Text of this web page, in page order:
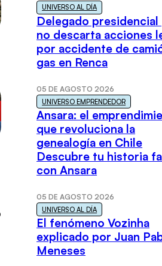
UNIVERSO AL DÍA
Delegado presidencial
no descarta acciones
por accidente de
gas en Renca
05 DE AGOSTO 2026
UNIVERSO EMPRENDEDOR
Ansara: el
que revoluciona la
genealogía en Chile
Descubre tu historia
con Ansara
05 DE AGOSTO 2026
UNIVERSO AL DÍA
El fenómeno Vozinha
explicado por Juan
Meneses